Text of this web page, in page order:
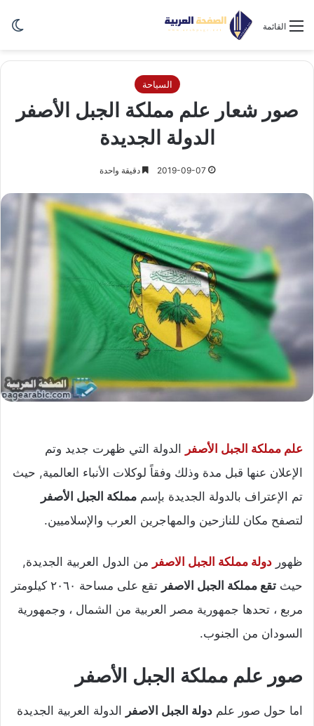
القائمة
السياحة
صور شعار علم مملكة الجبل الأصفر
الدولة الجديدة
2019-09-07 دقيقة واحدة
علم مملكة الجبل الأصفر
الدولة التي ظهرت جديد وتم
الإعلان عنها قبل مدة وذلك وفقاً لوكلات الأنباء العالمية, حيث
تم الإعتراف بالدولة الجديدة بإسم مملكة الجبل الأصفر
لتصفح مكان للنازحين والمهاجرين العرب والإسلاميين.
ظهور دولة مملكة الجبل الاصفر من الدول العربية الجديدة,
حيث تقع مملكة الجبل الاصفر
تقع على مساحة ٢٠٦٠ كيلومتر
مربع ، تحدها جمهورية مصر العربية من الشمال ، وجمهورية
السودان من الجنوب.
صور علم مملكة الجبل الأصفر
اما حول صور علم دولة الجبل الاصفر الدولة العربية الجديدة